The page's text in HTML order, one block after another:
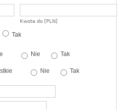
Kwota do [PLN]
Tak
Nie Tak
Nie Tak